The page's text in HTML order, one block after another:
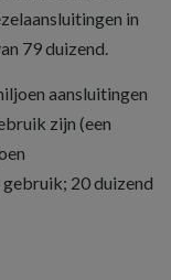
in
79 duizend.
aansluitingen
zijn (een
20 duizend